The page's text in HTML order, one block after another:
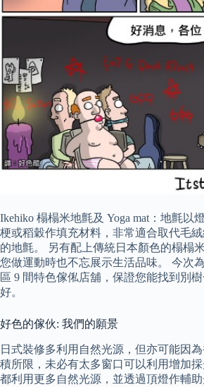
Ikehiko 榻榻米地氈及 Yoga mat：地氈以
梗或稻穀作填充材料，非常適合取代毛
的地氈。 另有配上傳統日本顏色的榻榻
您做運動時也不忘展示生活品味。 今次
區 9 間特色傢俬店舖，保證您能找到別
好。
好色的傢伙: 我們的願景
日式裝修多利用自然光源，但亦可能因
積所限，未必有太多窗口可以利用增加
都利用更多自然光源，並透過頂燈作輔